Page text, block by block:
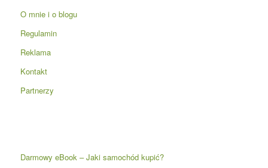
O mnie i o blogu
Regulamin
Reklama
Kontakt
Partnerzy
Darmowy eBook – Jaki samochód kupić?